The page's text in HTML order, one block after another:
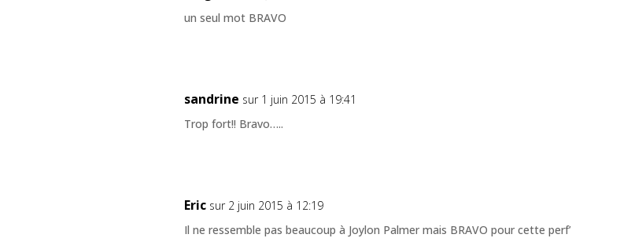
un seul mot BRAVO
sandrine sur 1 juin 2015 à 19:41
Trop fort!! Bravo…..
Eric sur 2 juin 2015 à 12:19
Il ne ressemble pas beaucoup à Joylon Palmer mais BRAVO pour cette perf’